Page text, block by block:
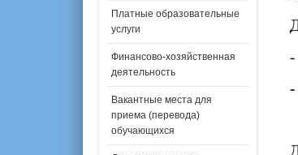
Платные образовательные
услуги
Финансово-хозяйственная
деятельность
Вакантные места для
приема (перевода)
обучающихся